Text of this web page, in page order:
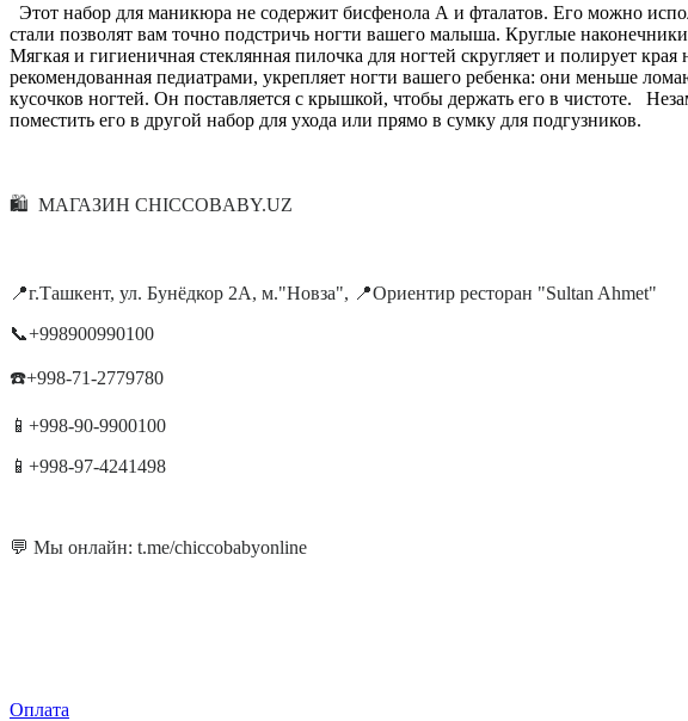
Этот набор для маникюра не содержит бисфенола А и фталатов. Его можно
стали позволят вам точно подстричь ногти вашего малыша. Круглые
Мягкая и гигиеничная стеклянная пилочка для ногтей скругляет и полирует
рекомендованная педиатрами, укрепляет ногти вашего ребенка: они меньше
кусочков ногтей. Он поставляется с крышкой, чтобы держать его в чистоте.
поместить его в другой набор для ухода или прямо в сумку для подгузников.
🛍 МАГАЗИН CHICCOBABY.UZ
📍г.Ташкент, ул. Бунёдкор 2А, м."Новза", 📍Ориентир ресторан "Sultan Ahmet"
📞+998900990100
☎️+998-71-2779780
📱+998-90-9900100
📱+998-97-4241498
💬 Мы онлайн: t.me/chiccobabyonline
Оплата